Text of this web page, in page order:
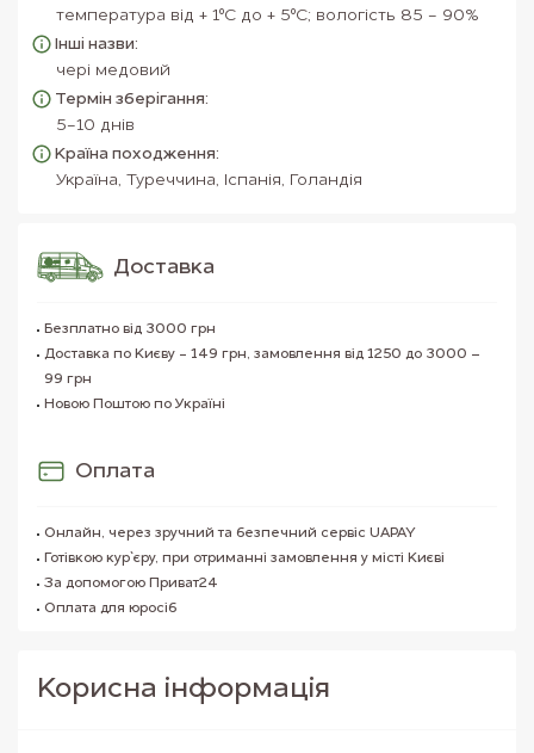
температура від + 1⁰С до + 5⁰С; вологість 85 - 90%
Інші назви:
чері медовий
Термін зберігання:
5-10 днів
Країна походження:
Україна, Туреччина, Іспанія, Голандія
Доставка
Безплатно від 3000 грн
Доставка по Києву - 149 грн, замовлення від 1250 до 3000 –
99 грн
Новою Поштою по Україні
Оплата
Онлайн, через зручний та безпечний сервіс UAPAY
Готівкою кур`єру, при отриманні замовлення у місті Києві
За допомогою Приват24
Оплата для юросіб
Корисна iнформацiя